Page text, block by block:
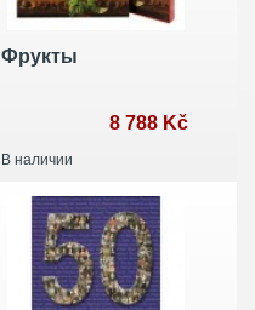
Фрукты
8 788 Kč
В наличии